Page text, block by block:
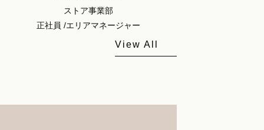
ストア事業部
正社員 /エリアマネージャー
View All